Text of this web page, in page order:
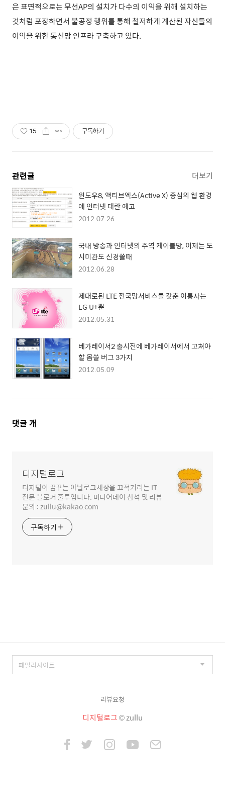
은 표면적으로는 무선AP의 설치가 다수의 이익을 위해 설치하는
것처럼 포장하면서 불공정 행위를 통해 철저하게 계산된 자신들의
이익을 위한 통신망 인프라 구축하고 있다.
15 구독하기
관련글 더보기
윈도우8, 액티브엑스(Active X) 중심의 웹 환경
에 인터넷 대란 예고
2012.07.26
국내 방송과 인터넷의 주역 케이블망, 이제는 도
시미관도 신경쓸때
2012.06.28
제대로된 LTE 전국망서비스를 갖춘 이통사는
LG U+뿐
2012.05.31
베가레이서2 출시전에 베가레이서에서 고쳐야
할 몹쓸 버그 3가지
2012.05.09
댓
댓글 개
디지털로그
디지털이 꿈꾸는 아날로그세상을 끄적거리는 IT
전문 블로거 줄루입니다. 미디어데이 참석 및 리뷰
문의 : zullu@kakao.com
구독하기
리뷰요청
디지털로그© zullu